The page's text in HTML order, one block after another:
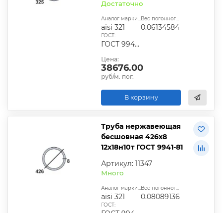
Достаточно
Аналог марки стали:
aisi 321
Вес погонного метра, т.:
0.06134584
ГОСТ:
ГОСТ 9940-81, ГОСТ 9941-81, ГОСТ 24030-80, ГОСТ 10498-82
Цена:
38676.00
руб/м. пог.
В корзину
Труба нержавеющая
бесшовная 426х8
12х18н10т ГОСТ 9941-81
Артикул: 11347
Много
Аналог марки стали:
aisi 321
Вес погонного метра, т.:
0.08089136
ГОСТ: